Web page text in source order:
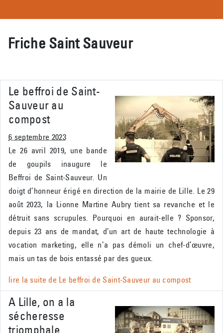
Friche Saint Sauveur
Le beffroi de Saint-
Sauveur au
compost
6 septembre 2023
Le 26 avril 2019, une bande
de goupils inaugure le
Beffroi de Saint-Sauveur. Un
doigt d’honneur érigé en direction de la mairie de Lille. Le 29
août 2023, la Lionne Martine Aubry tient sa revanche et le
détruit sans scrupules. Pourquoi en aurait-elle ? Sponsor,
depuis 23 ans de mandat, d’un art de haute technologie à
vocation marketing, elle n’a pas démoli un chef-d’œuvre,
mais un tas de bois entassé par des gueux.
lire la suite de Le beffroi de Saint-Sauveur au compost
A Lille, on a la
sécheresse
triomphale